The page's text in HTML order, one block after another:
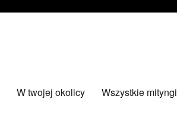
W twojej okolicy Wszystkie mityngi